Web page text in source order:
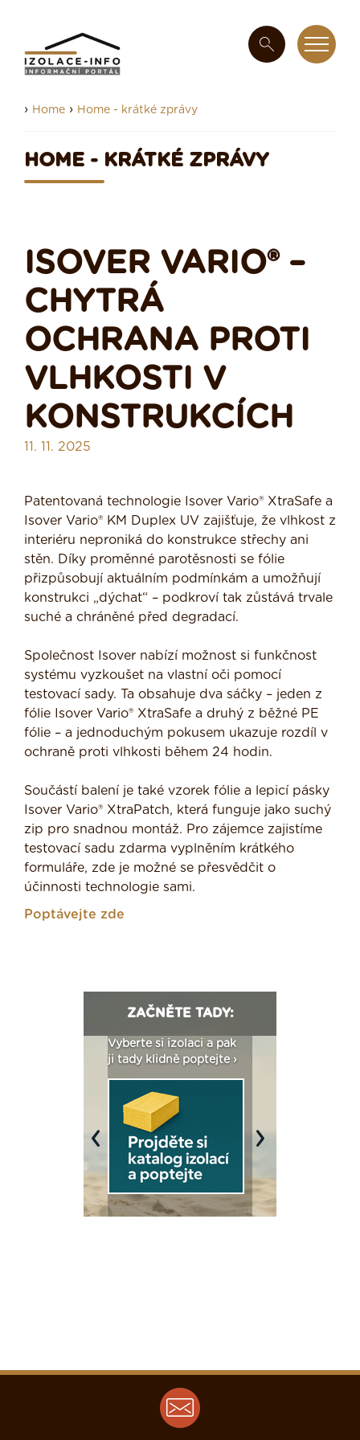
› Home › Home - krátké zprávy
HOME - KRÁTKÉ ZPRÁVY
ISOVER VARIO® –
CHYTRÁ
OCHRANA PROTI
VLHKOSTI V
KONSTRUKCÍCH
11. 11. 2025
Patentovaná technologie Isover Vario® XtraSafe a
Isover Vario® KM Duplex UV zajišťuje, že vlhkost z
interiéru neproniká do konstrukce střechy ani
stěn. Díky proměnné parotěsnosti se fólie
přizpůsobují aktuálním podmínkám a umožňují
konstrukci „dýchat“ – podkroví tak zůstává trvale
suché a chráněné před degradací.
Společnost Isover nabízí možnost si funkčnost
systému vyzkoušet na vlastní oči pomocí
testovací sady. Ta obsahuje dva sáčky – jeden z
fólie Isover Vario® XtraSafe a druhý z běžné PE
fólie – a jednoduchým pokusem ukazuje rozdíl v
ochraně proti vlhkosti během 24 hodin.
Součástí balení je také vzorek fólie a lepicí pásky
Isover Vario® XtraPatch, která funguje jako suchý
zip pro snadnou montáž. Pro zájemce zajistíme
testovací sadu zdarma vyplněním krátkého
formuláře, zde je možné se přesvědčit o
účinnosti technologie sami.
Poptávejte zde
ZAČNĚTE TADY:
Vyberte si izolaci a pak
ji tady klidně poptejte ›
Previous Next